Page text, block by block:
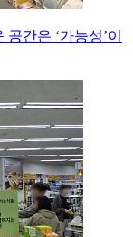
간은 ‘가능성’이